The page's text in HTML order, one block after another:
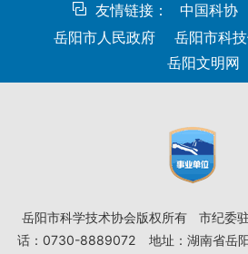
友情链接： 中国科协
岳阳市人民政府
岳阳市科
岳阳文明网
岳阳市科学技术协会版权所有
市纪委
话：0730-8889072
地址：湖南省岳